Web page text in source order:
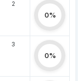
2
0%
3
0%